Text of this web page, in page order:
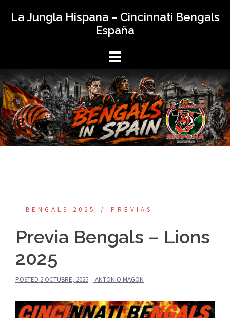
La Jungla Hispana – Cincinnati Bengals
España
BENGALS 2025 PREVIAS
Previa Bengals – Lions
2025
POSTED 2 OCTUBRE, 2025 ANTONIO MAGON